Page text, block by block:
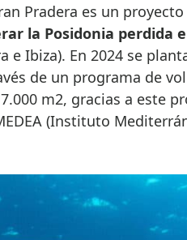
Pradera es un
la Posidonia perdida
e Ibiza). En 2024 se
de un programa de
m2, gracias a este
(Instituto